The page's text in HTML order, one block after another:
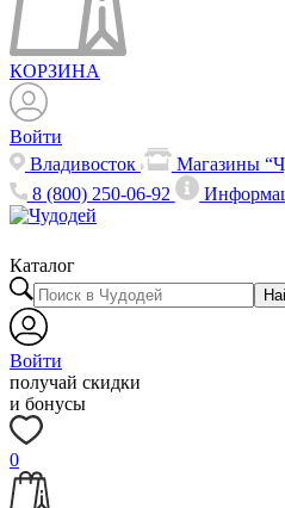
КОРЗИНА
Войти
Владивосток
Магазины
8 (800) 250-06-92
Каталог
Войти
получай скидки
и бонусы
0